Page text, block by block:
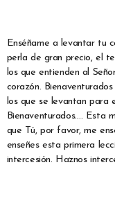
Enséñame a levantar tu
perla de gran precio, el
los que entienden al
corazón.
los que se levantan para
Bienaventurados…. Esta
que Tú, por favor, me
enseñes esta primera
intercesión. Haznos